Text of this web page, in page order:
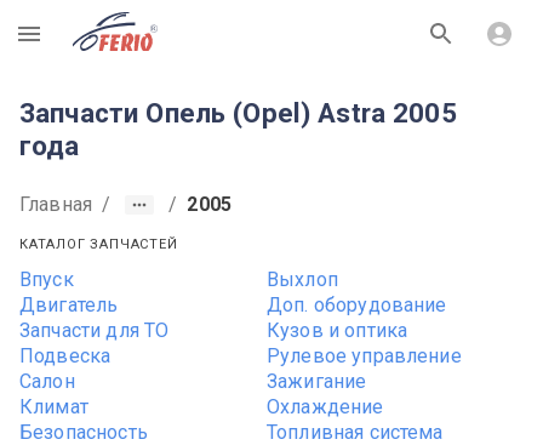
R
Запчасти Опель (Opel) Astra 2005
года
Главная / / 2005
КАТАЛОГ ЗАПЧАСТЕЙ
Впуск
Выхлоп
Двигатель
Доп. оборудование
Запчасти для ТО
Кузов и оптика
Подвеска
Рулевое управление
Салон
Зажигание
Климат
Охлаждение
Безопасность
Топливная система